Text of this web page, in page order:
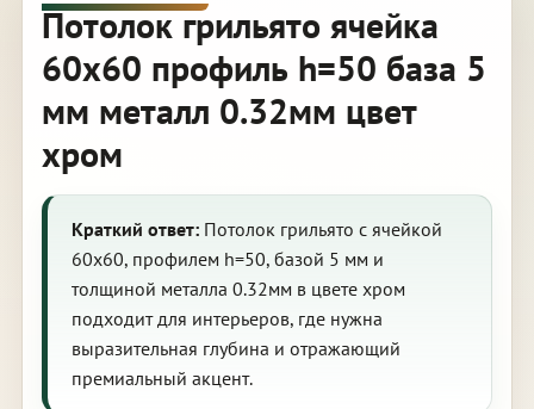
Потолок грильято ячейка
60х60 профиль h=50 база 5
мм металл 0.32мм цвет
хром
Краткий ответ:Потолок грильято с ячейкой
60х60, профилем h=50, базой 5 мм и
толщиной металла 0.32мм в цвете хром
подходит для интерьеров, где нужна
выразительная глубина и отражающий
премиальный акцент.